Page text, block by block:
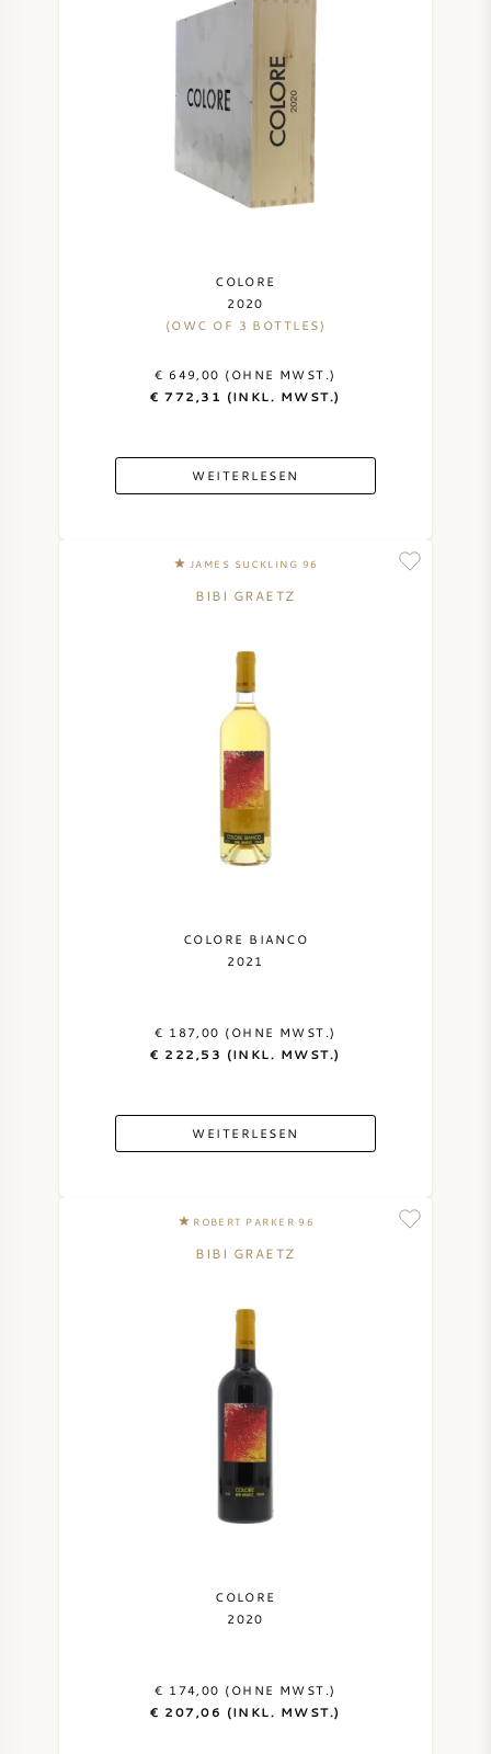
COLORE
2020
(OWC OF 3 BOTTLES)
€ 649,00 (OHNE MWST.)
€ 772,31 (INKL. MWST.)
WEITERLESEN
JAMES SUCKLING 96
BIBI GRAETZ
COLORE BIANCO
2021
€ 187,00 (OHNE MWST.)
€ 222,53 (INKL. MWST.)
WEITERLESEN
ROBERT PARKER 96
BIBI GRAETZ
COLORE
2020
€ 174,00 (OHNE MWST.)
€ 207,06 (INKL. MWST.)